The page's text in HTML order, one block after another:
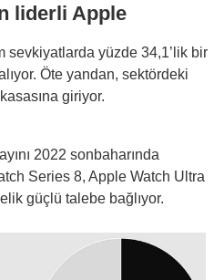
liderli Apple
sevkiyatlarda yüzde 34,1’lik bir
Öte yandan, sektördeki
giriyor.
2022 sonbaharında
Series 8, Apple Watch Ultra
güçlü talebe bağlıyor.